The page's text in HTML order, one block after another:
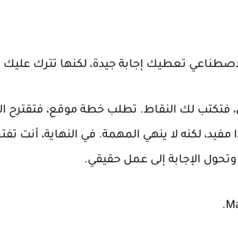
تعطيك إجابة جيدة، لكنها تترك عليك
لك النقاط. تطلب خطة موقع، فتقترح
مفيد، لكنه لا ينهي المهمة. في النهاية، أنت
وتحول الإجابة إلى عمل حقيقي.
.